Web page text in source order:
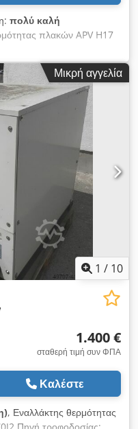
πολύ καλή
πλακών APV H17
εναλλάκτης θερμότητας
Κατασκευαστής:
2008 Επιφάνεια
ισχύς: 800 kW
σύνδεσης: 137 mm
EN 1092
Δευτερεύον: 6,86 λίτρα
15,53 bar Μέγ.
από ανοξείδωτο
Μικρή αγγελία
1 / 10
1.400 €
σταθερή τιμή συν ΦΠΑ
Καλέστε
, Εναλλάκτης θερμότητας